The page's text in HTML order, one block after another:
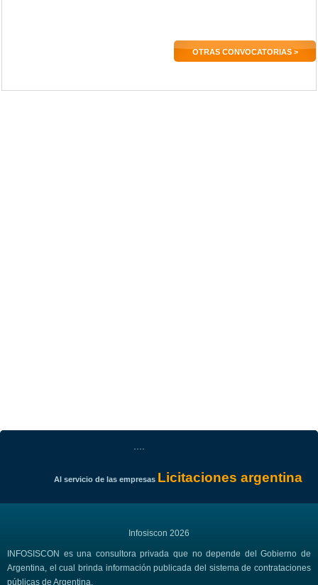
OTRAS CONVOCATORIAS >
Al servicio de las empresas Licitaciones argentina
Infosiscon 2026
INFOSISCON es una consultora privada que no depende del Gobierno de
Argentina, el cual brinda información publicada del sistema de contrataciones
públicas de Argentina.